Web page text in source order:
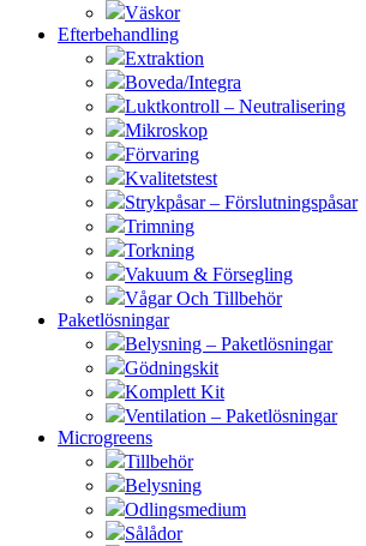
Väskor
Efterbehandling
Extraktion
Boveda/Integra
Luktkontroll – Neutralisering
Mikroskop
Förvaring
Kvalitetstest
Strykpåsar – Förslutningspåsar
Trimning
Torkning
Vakuum & Försegling
Vågar Och Tillbehör
Paketlösningar
Belysning – Paketlösningar
Gödningskit
Komplett Kit
Ventilation – Paketlösningar
Microgreens
Tillbehör
Belysning
Odlingsmedium
Sålådor